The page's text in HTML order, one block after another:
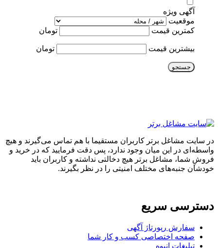
آگهی ویژه
موقعیت
کمترین قیمت
تومان
بیشترین قیمت تومان
جستجو
در سایت مشاغل برتر کاربران مستقیما با هم تماس می‌گیرند و هیچ
واسطه‌ای در این میان وجود ندارد، پس دقت فرمایید که در خرید و
فروشِ شما، مشاغل برتر هیچ دخالتی نداشته و کاربران باید
خودشان جنبه‌های مختلف امنیتی را در نظر بگیرند.
دسترسی سریع
سفارش رپورتاژ آگهی
صفحه اختصاصی کسب و کار شما
تبلیغات انبوه